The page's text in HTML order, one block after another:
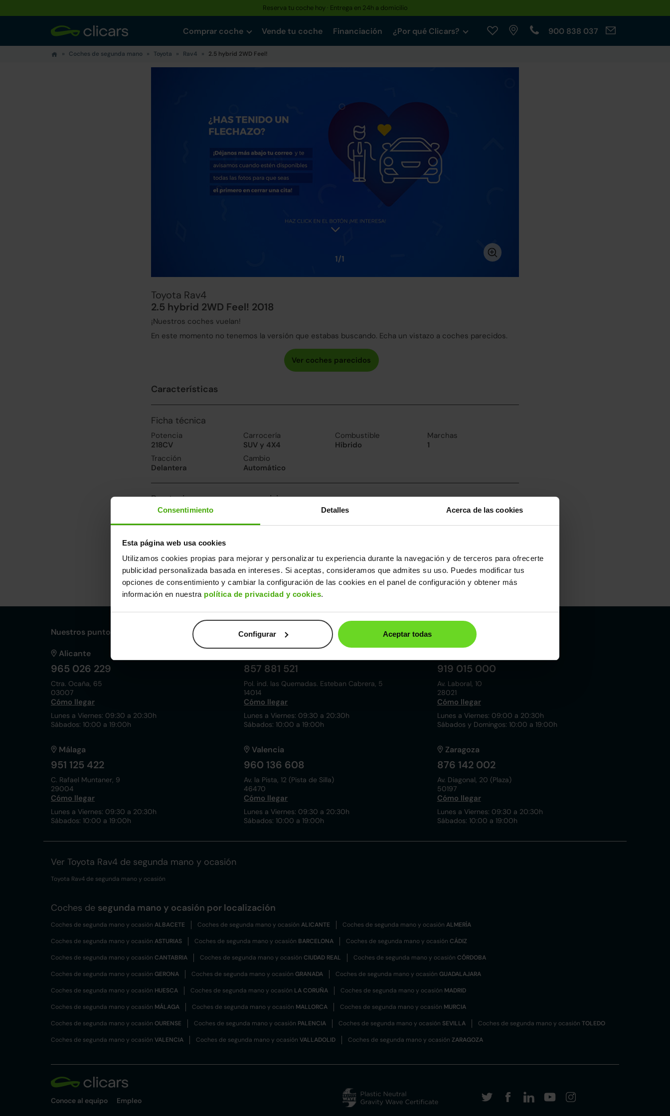
Consentimiento Detalles Acerca de las cookies
Esta página web usa cookies
Utilizamos cookies propias para mejorar y personalizar tu experiencia durante la navegación y de terceros para ofrecerte
publicidad personalizada basada en intereses. Si aceptas, consideramos que admites su uso. Puedes modificar tus
opciones de consentimiento y cambiar la configuración de las cookies en el panel de configuración y obtener más
información en nuestra política de privacidad y cookies.
Configurar Aceptar todas
Reserva tu coche hoy · Entrega en 24h a domicilio
Comprar coche Vende tu coche Financiación ¿Por qué Clicars? 900 838 037
Coches de segunda mano Toyota Rav4 2.5 hybrid 2WD Feel!
1/1
Toyota Rav4
2.5 hybrid 2WD Feel! 2018
¡Nuestros coches vuelan!
En este momento no tenemos la versión que estabas buscando. Echa un vistazo a coches parecidos.
Características
Ficha técnica
Potencia
218CV
Carrocería
SUV y 4X4
Combustible
Híbrido
Marchas
1
Tracción
Delantera
Cambio
Automático
Prestaciones, consumo y emisiones
Velocidad máxima
180km/h
8.4segundos
Emisiones
105CO2
Consumo mixto
4.6l/100
4.7l/100
Dimensiones y otros datos
Largo
Ancho
Alto
1,69m
Nuestros puntos de venta Clicars:
Alicante
965 026 229
Ctra. Ocaña, 65
03007
Cómo llegar
Lunes a Viernes: 09:30 a 20:30h
Sábados: 10:00 a 19:00h
857 881 521
Pol. ind. las Quemadas. Esteban Cabrera, 5
14014
Cómo llegar
Lunes a Viernes: 09:30 a 20:30h
Sábados: 10:00 a 19:00h
919 015 000
Av. Laboral, 10
28021
Cómo llegar
Lunes a Viernes: 09:00 a 20:30h
Sábados y Domingos: 10:00 a 19:00h
Málaga
951 125 422
C. Rafael Muntaner, 9
29004
Cómo llegar
Lunes a Viernes: 09:30 a 20:30h
Sábados: 10:00 a 19:00h
Valencia
960 136 608
Av. la Pista, 12 (Pista de Silla)
46470
Cómo llegar
Lunes a Viernes: 09:30 a 20:30h
Sábados: 10:00 a 19:00h
Zaragoza
876 142 002
Av. Diagonal, 20 (Plaza)
50197
Cómo llegar
Lunes a Viernes: 09:30 a 20:30h
Sábados: 10:00 a 19:00h
Ver Toyota Rav4 de segunda mano y ocasión
Toyota Rav4 de segunda mano y ocasión
Coches de segunda mano y ocasión por localización
Coches de segunda mano y ocasión ALBACETE Coches de segunda mano y ocasión ALICANTE Coches de segunda mano y ocasión ALMERÍA
Coches de segunda mano y ocasión ASTURIAS Coches de segunda mano y ocasión BARCELONA Coches de segunda mano y ocasión CÁDIZ
Coches de segunda mano y ocasión CANTABRIA Coches de segunda mano y ocasión CIUDAD REAL Coches de segunda mano y ocasión CÓRDOBA
Coches de segunda mano y ocasión GERONA Coches de segunda mano y ocasión GRANADA Coches de segunda mano y ocasión GUADALAJARA
Coches de segunda mano y ocasión HUESCA Coches de segunda mano y ocasión LA CORUÑA Coches de segunda mano y ocasión MADRID
Coches de segunda mano y ocasión MÁLAGA Coches de segunda mano y ocasión MALLORCA Coches de segunda mano y ocasión MURCIA
Coches de segunda mano y ocasión OURENSE Coches de segunda mano y ocasión PALENCIA Coches de segunda mano y ocasión SEVILLA Coches de segunda mano y ocasión TOLEDO
Coches de segunda mano y ocasión VALENCIA Coches de segunda mano y ocasión VALLADOLID Coches de segunda mano y ocasión ZARAGOZA
Conoce al equipo Empleo